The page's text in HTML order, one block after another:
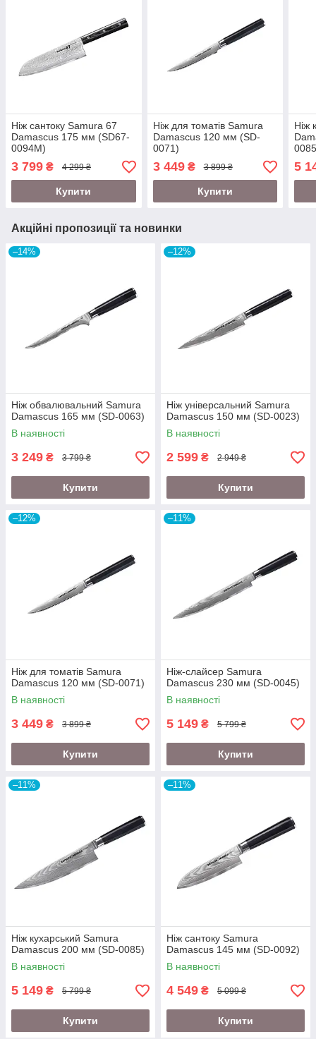
Ніж сантоку Samura 67
Damascus 175 мм (SD67-
0094M)
3 799 ₴ 4 299 ₴
Купити
Ніж для томатів Samura
Damascus 120 мм (SD-
0071)
3 449₴ 3 899 ₴
Купити
Ніж
5
Акційні пропозиції та новинки
–14%
Ніж обвалювальний Samura
Damascus 165 мм (SD-0063)
В наявності
3 249 ₴ 3 799 ₴
Купити
–12%
Ніж універсальний Samura
Damascus 150 мм (SD-0023)
В наявності
2 599 ₴ 2 949 ₴
Купити
–12%
Ніж для томатів Samura
Damascus 120 мм (SD-0071)
В наявності
3 449 ₴ 3 899 ₴
Купити
–11%
Ніж-слайсер Samura
Damascus 230 мм (SD-0045)
В наявності
5 149 ₴ 5 799 ₴
Купити
–11%
Ніж кухарський Samura
Damascus 200 мм (SD-0085)
В наявності
5 149 ₴ 5 799 ₴
Купити
–11%
Ніж сантоку Samura
Damascus 145 мм (SD-0092)
В наявності
4 549 ₴ 5 099 ₴
Купити